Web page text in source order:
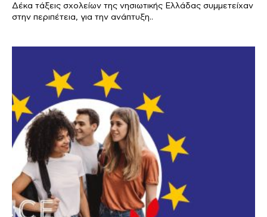
Δέκα τάξεις σχολείων της νησιωτικής Ελλάδας συμμετείχαν
στην περιπέτεια, για την ανάπτυξη..